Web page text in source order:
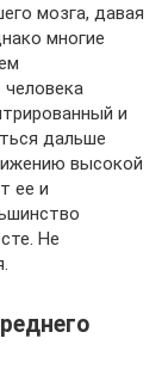
мозга, давая
многие
и
дальше
высокой
ее и
Не